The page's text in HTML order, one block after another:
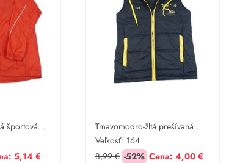
športová
5,14 €
Tmavomodro-žltá prešívaná
šušťáková zateplená vesta s
buldozerem a kapucňou
Veľkosť: 164
8,22 € -52% Cena: 4,00 €